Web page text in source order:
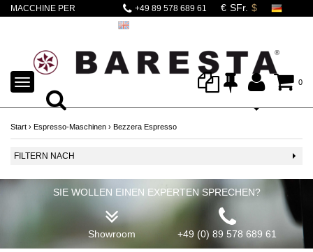
MACCHINE PER
+49 89 578 689 61
0
TOGGLE
NAVIGATION
Start › Espresso-Maschinen › Bezzera Espresso
FILTERN NACH
SIE WOLLEN EINEN EXPERTEN SPRECHEN?
Showroom +49 (0) 89 578 689 61